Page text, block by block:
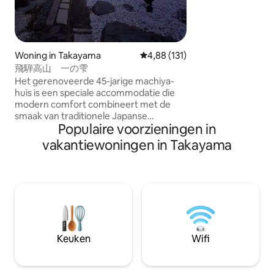
Woning in Takayama Gemiddelde beoordeling van
4,88 (131)
飛騨高山 一の雫
Het gerenoveerde 45-jarige machiya-
huis is een speciale accommodatie die
modern comfort combineert met de
smaak van traditionele Japanse
huizen.De open trapruimte en het
uitzicht vanuit het trapraam creëren
een luxe moment dat hier alleen maar
zodat je kunt ontspannen met je familie
en vrienden.De kamer is een specificatie
waar je de smaak van een comfortabel
Japans huis kunt voelen terwijl je
structuur. In de theesalon kun je
geniet van de
Voorzieningen
verdieping, en
meerdere
Vier semi-
door Simmons
gratis
Populaire voorzieningen in
vakantiewoningen in Takayama
Keuken Wifi